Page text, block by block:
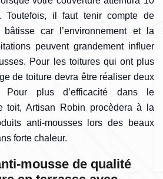
Toutefois, il faut tenir compte de
car l’environnement et la
peuvent grandement influer
Pour les toitures qui ont plus
de toiture devra être réaliser deux
plus d’efficacité dans le
toit, Artisan Robin procèdera à la
anti-mousses lors des beaux
forte chaleur.
mousse de qualité